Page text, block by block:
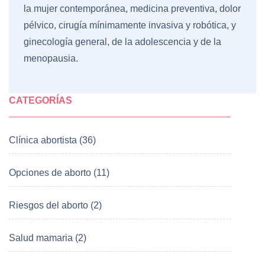
la mujer contemporánea, medicina preventiva, dolor
pélvico, cirugía mínimamente invasiva y robótica, y
ginecología general, de la adolescencia y de la
menopausia.
CATEGORÍAS
Clínica abortista (36)
Opciones de aborto (11)
Riesgos del aborto (2)
Salud mamaria (2)